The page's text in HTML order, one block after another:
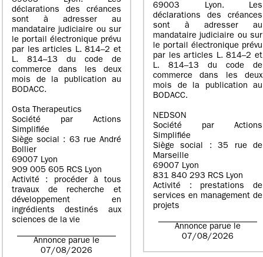
déclarations des créances
sont à adresser au
mandataire judiciaire ou sur
le portail électronique prévu
par les articles L. 814–2 et
L. 814–13 du code de
commerce dans les deux
mois de la publication au
BODACC.
Osta Therapeutics
Société par Actions
Simplifiée
Siège social : 63 rue André
Bollier
69007 Lyon
909 005 605 RCS Lyon
Activité : procéder à tous
travaux de recherche et
développement en
ingrédients destinés aux
sciences de la vie
Annonce parue le
07/08/2026
69003 Lyon. Les
déclarations des créances
sont à adresser au
mandataire judiciaire ou sur
le portail électronique prévu
par les articles L. 814–2 et
L. 814–13 du code de
commerce dans les deux
mois de la publication au
BODACC.
NEDSON
Société par Actions
Simplifiée
Siège social : 35 rue de
Marseille
69007 Lyon
831 840 293 RCS Lyon
Activité : prestations de
services en management de
projets
Annonce parue le
07/08/2026